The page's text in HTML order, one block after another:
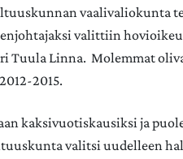
vaalivaliokunta
valittiin
Tuula Linna. Molemmat
2015.
kaksivuotiskausiksi ja
valitsi uudelleen